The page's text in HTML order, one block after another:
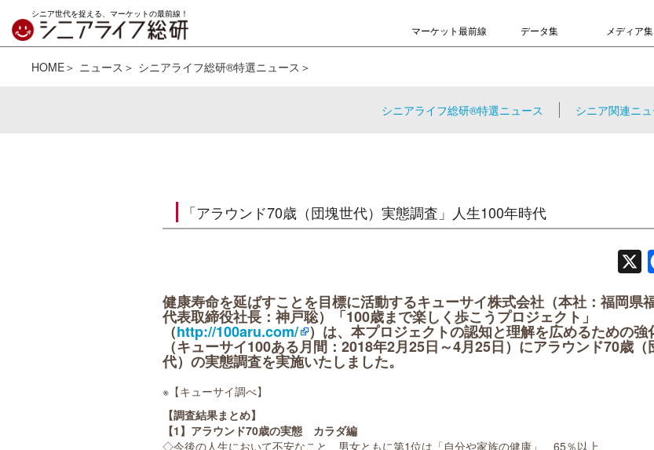
シニア世代を捉える、マーケットの最前線！
マーケット最前線 データ集 メディア集
HOME ニュース シニアライフ総研®特選ニュース
シニアライフ総研®特選ニュース シニア関連ニ
「アラウンド70歳（団塊世代）実態調査」人生100年時代
健康寿命を延ばすことを目標に活動するキューサイ株式会社（本社：福岡県福
代表取締役社長：神戸聡）「100歳まで楽しく歩こうプロジェクト」
（http://100aru.com/ ）は、本プロジェクトの認知と理解を広めるための強
（キューサイ100ある月間：2018年2月25日～4月25日）にアラウンド70歳（
代）の実態調査を実施いたしました。
※【キューサイ調べ】
【調査結果まとめ】
【1】アラウンド70歳の実態 カラダ編
◇今後の人生において不安なこと 男女ともに第1位は「自分や家族の健康」 65％以上